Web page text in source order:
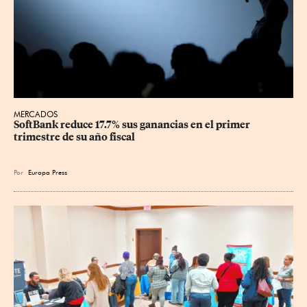
MERCADOS
SoftBank reduce 17.7% sus ganancias en el primer
trimestre de su año fiscal
Por Europa Press